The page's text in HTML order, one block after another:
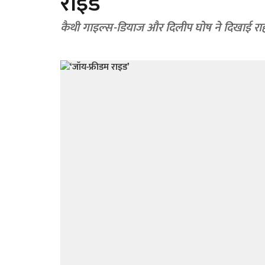
कैथी गाइल्स-डियाज और दिलीप घोष ने दिखाई